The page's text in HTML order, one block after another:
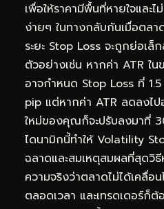
เพื่อให้ราคามีพื้นที่หายใจและ
ง่ายๆ ในทางกลับกันเมื่อตลา
ระยะ Stop Loss จะถูกย่อเล็
ตัวอย่างเช่น หากค่า ATR
อาจกำหนด Stop Loss ที่
pip แต่หากค่า ATR ลดลงไ
ใหม่ของคุณก็จะปรับลงมาที่
ไดนามิกนี้ทำให้ Volatility
ฉลาดและสมเหตุสมผลที่สุดวิ
ความจริงว่าตลาดไม่ได้เคลื่อ
ตลอดเวลา และเทรดเดอร์ก็